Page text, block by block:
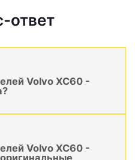
ответ
Volvo XC60 -
Volvo XC60 -